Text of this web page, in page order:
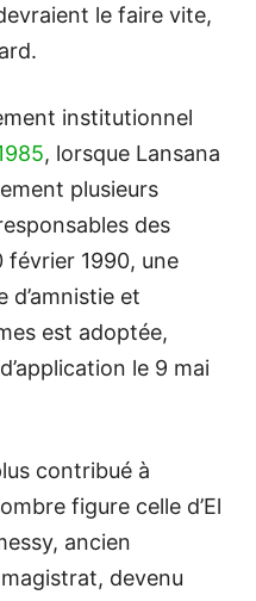
le faire vite,
institutionnel
, lorsque Lansana
plusieurs
des
février 1990, une
d’amnistie et
est adoptée,
le 9 mai
contribué à
figure celle d’El
ancien
devenu